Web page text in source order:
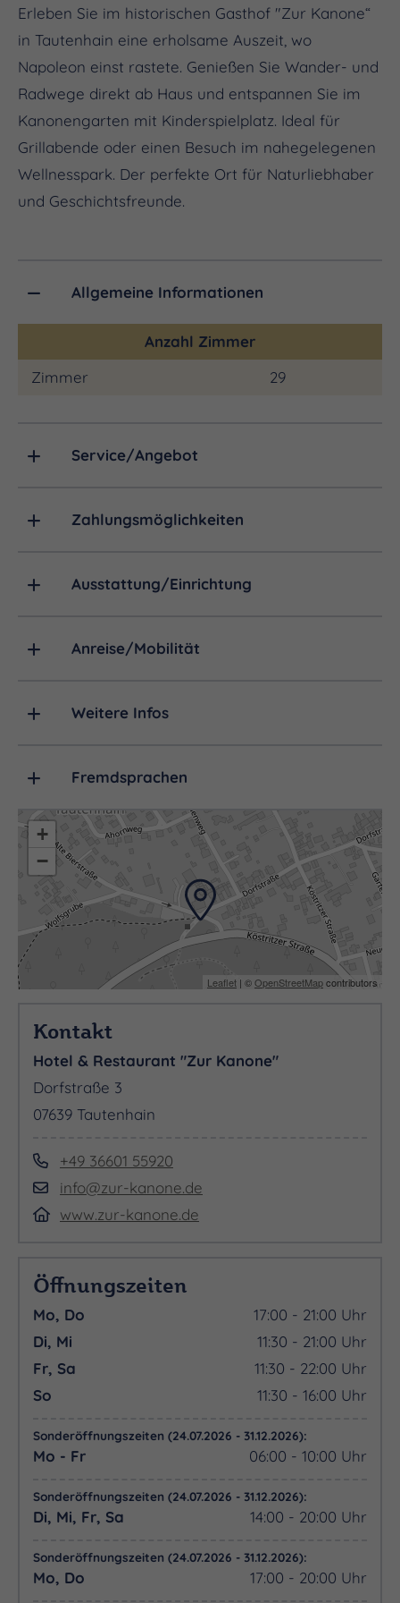
Erleben Sie im historischen Gasthof "Zur Kanone“
in Tautenhain eine erholsame Auszeit, wo
Napoleon einst rastete. Genießen Sie Wander- und
Radwege direkt ab Haus und entspannen Sie im
Kanonengarten mit Kinderspielplatz. Ideal für
Grillabende oder einen Besuch im nahegelegenen
Wellnesspark. Der perfekte Ort für Naturliebhaber
und Geschichtsfreunde.
Allgemeine Informationen
Anzahl Zimmer
Zimmer
29
Service/Angebot
Zahlungsmöglichkeiten
Ausstattung/Einrichtung
Anreise/Mobilität
Weitere Infos
Fremdsprachen
+
−
Leaflet | ©OpenStreetMapcontributors
Kontakt
Hotel & Restaurant "Zur Kanone"
Dorfstraße 3
07639 Tautenhain
+49 36601 55920
info@zur-kanone.de
www.zur-kanone.de
Öffnungszeiten
Mo, Do
17:00 - 21:00 Uhr
Di, Mi
11:30 - 21:00 Uhr
Fr, Sa
11:30 - 22:00 Uhr
So
11:30 - 16:00 Uhr
Sonderöffnungszeiten (24.07.2026 - 31.12.2026):
Mo - Fr 06:00 - 10:00 Uhr
Sonderöffnungszeiten (24.07.2026 - 31.12.2026):
Di, Mi, Fr, Sa 14:00 - 20:00 Uhr
Sonderöffnungszeiten (24.07.2026 - 31.12.2026):
Mo, Do 17:00 - 20:00 Uhr